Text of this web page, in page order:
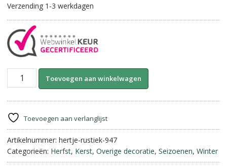
Verzending 1-3 werkdagen
Zittend
Hertje-
30
cm
aantal
Toevoegen aan winkelwagen
n
t
i
Toevoegen aan verlanglijst
Artikelnummer: hertje-rustiek-947
Categorieën: Herfst, Kerst, Overige decoratie, Seizoenen, Winter